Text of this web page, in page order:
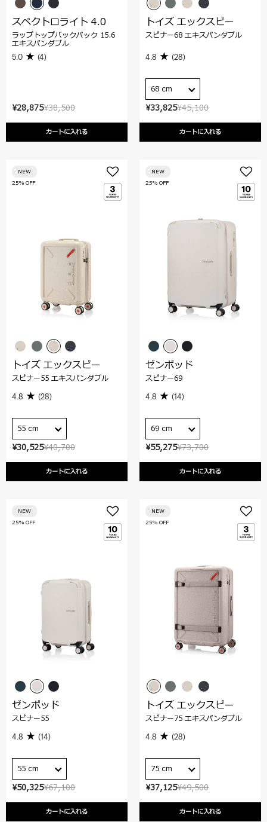
¥38,500
¥28,875
カートに入れる
スペクトロライト 4.0
ラップトップバックパック 15.6
エキスパンダブル
5.0 (4)
¥45,100
¥33,825
カートに入れる
トイズ エックスピー
スピナー68 エキスパンダブル
4.8 (28)
68 cm
¥40,700
¥30,525
カートに入れる
25% OFF
NEW
トイズ エックスピー
スピナー55 エキスパンダブル
4.8 (28)
55 cm
¥73,700
¥55,275
カートに入れる
25% OFF
NEW
ゼンポッド
スピナー69
4.8 (14)
69 cm
¥67,100
¥50,325
カートに入れる
25% OFF
NEW
ゼンポッド
スピナー55
4.8 (14)
55 cm
¥49,500
¥37,125
カートに入れる
25% OFF
NEW
トイズ エックスピー
スピナー75 エキスパンダブル
4.8 (28)
75 cm